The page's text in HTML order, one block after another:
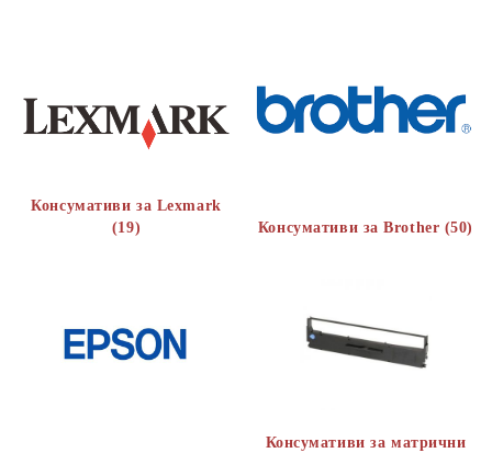
Консумативи за Lexmark
(19)
Консумативи за Brother (50)
Консумативи за матрични